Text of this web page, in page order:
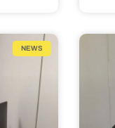
NEWS